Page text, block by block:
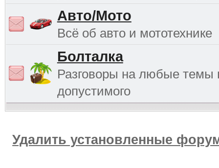
Авто/Мото
Всё об авто и мототехнике
Болталка
Разговоры на любые темы
допустимого
Удалить установленные